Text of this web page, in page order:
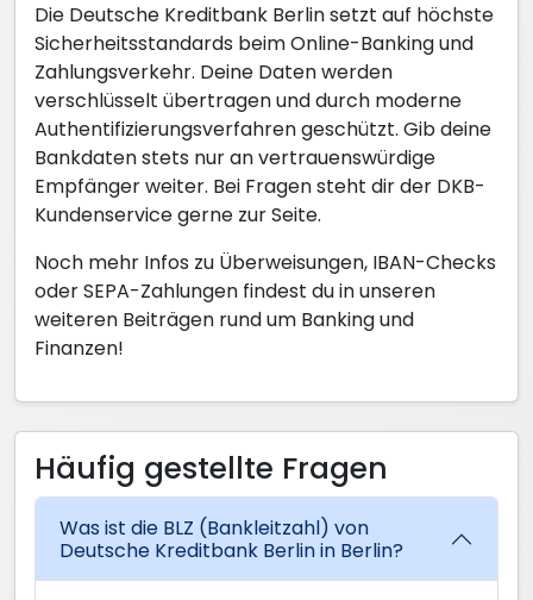
Die Deutsche Kreditbank Berlin setzt auf höchste
Sicherheitsstandards beim Online-Banking und
Zahlungsverkehr. Deine Daten werden
verschlüsselt übertragen und durch moderne
Authentifizierungsverfahren geschützt. Gib deine
Bankdaten stets nur an vertrauenswürdige
Empfänger weiter. Bei Fragen steht dir der DKB-
Kundenservice gerne zur Seite.
Noch mehr Infos zu Überweisungen, IBAN-Checks
oder SEPA-Zahlungen findest du in unseren
weiteren Beiträgen rund um Banking und
Finanzen!
Häufig gestellte Fragen
Was ist die BLZ (Bankleitzahl) von
Deutsche Kreditbank Berlin in Berlin?